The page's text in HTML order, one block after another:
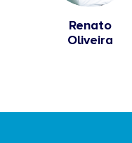
Renato
Oliveira